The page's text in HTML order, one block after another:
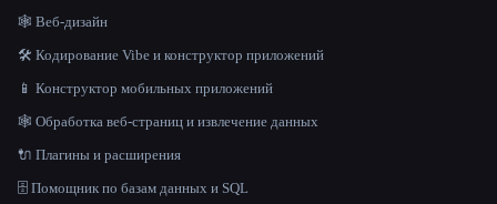
🕸 Веб-дизайн
🛠️ Кодирование Vibe и конструктор приложений
📱 Конструктор мобильных приложений
🕸️ Обработка веб-страниц и извлечение данных
🔌 Плагины и расширения
🗄️ Помощник по базам данных и SQL